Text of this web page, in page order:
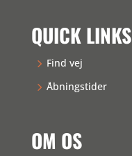
QUICK LINKS
Find vej
Åbningstider
OM OS